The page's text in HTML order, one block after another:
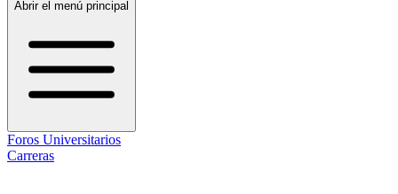
Abrir el menú principal
Foros Universitarios
Carreras